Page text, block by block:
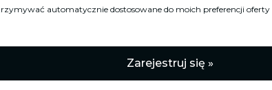
automatycznie dostosowane do moich preferencji
Zarejestruj się »